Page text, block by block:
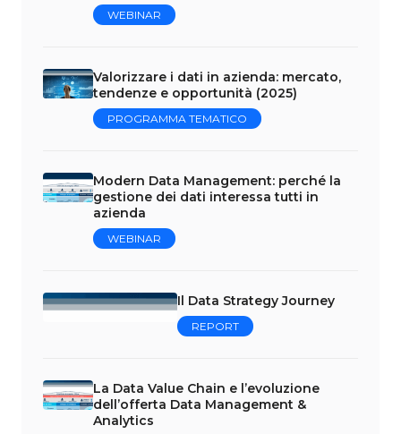
WEBINAR
Valorizzare i dati in azienda: mercato,
tendenze e opportunità (2025)
PROGRAMMA TEMATICO
Modern Data Management: perché la
gestione dei dati interessa tutti in
azienda
WEBINAR
Il Data Strategy Journey
REPORT
La Data Value Chain e l’evoluzione
dell’offerta Data Management &
Analytics